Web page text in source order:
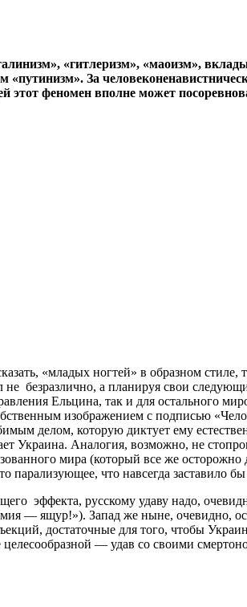
«гитлеризм», «маоизм»,
За
феномен вполне может
«младых ногтей» в образном
безразлично, а планируя свои
Ельцина, так и для остального
изображением с подписью
делом, которую диктует ему
Украина. Аналогия, возможно, не
мира (который все же
парализующее, что навсегда заставило
эффекта, русскому удаву надо,
— ящур!»). Запад же ныне, очевидно,
достаточные для того, чтобы
— удав со своими